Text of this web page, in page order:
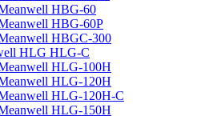
HBG-60
HBG-60P
HBGC-300
HLG HLG-C
HLG-100H
HLG-120H
HLG-120H-C
HLG-150H